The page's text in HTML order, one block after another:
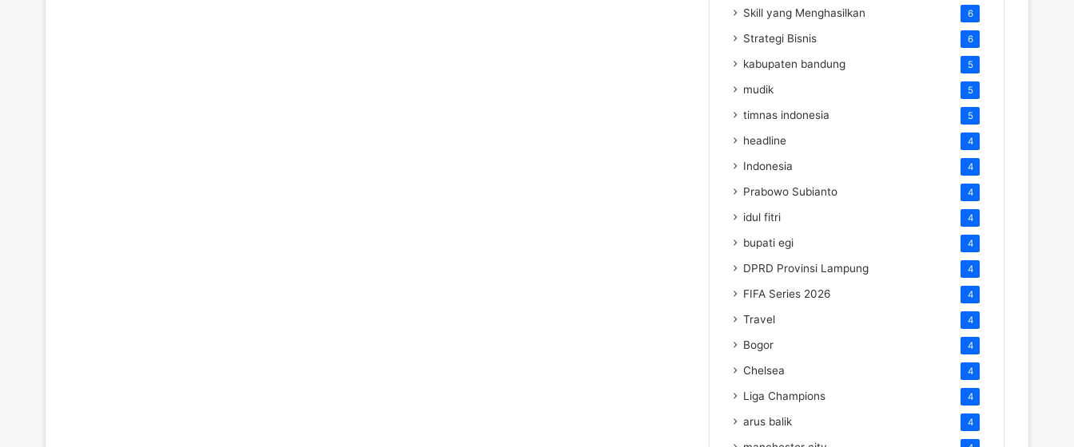
Skill yang Menghasilkan 6
Strategi Bisnis 6
kabupaten bandung 5
mudik 5
timnas indonesia 5
headline 4
Indonesia 4
Prabowo Subianto 4
idul fitri 4
bupati egi 4
DPRD Provinsi Lampung 4
FIFA Series 2026 4
Travel 4
Bogor 4
Chelsea 4
Liga Champions 4
arus balik 4